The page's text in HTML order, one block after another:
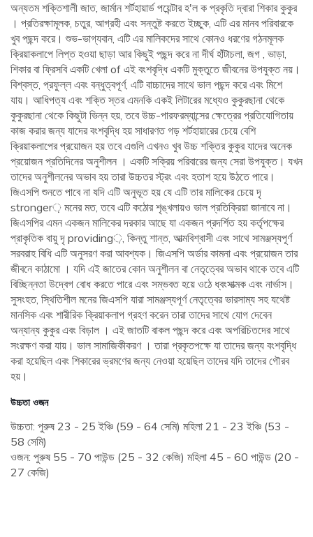
অন্যতম শক্তিশালী জাত, জার্মান শর্টহায়ার্ড পয়েন্টার হ'ল ক প্রকৃতি দ্বারা শিকার কুকুর
। প্রতিরক্ষামূলক, চতুর, আগ্রহী এবং সন্তুষ্ট করতে ইচ্ছুক, এটি এর মানব পরিবারকে
খুব পছন্দ করে। শুভ-ভাগ্যবান, এটি এর মালিকদের সাথে কোনও ধরণের গঠনমূলক
ক্রিয়াকলাপে লিপ্ত হওয়া ছাড়া আর কিছুই পছন্দ করে না দীর্ঘ হাঁটাচলা, জগ , ভাড়া,
শিকার বা ফ্রিসবি একটি খেলা of এই বংশবৃদ্ধি একটি মুক্তুতে জীবনের উপযুক্ত নয়।
বিশ্বস্ত, প্রফুল্ল এবং বন্ধুত্বপূর্ণ, এটি বাচ্চাদের সাথে ভাল পছন্দ করে এবং মিশে
যায়। আধিপত্য এবং শক্তি স্তর এমনকি একই লিটারের মধ্যেও কুকুরছানা থেকে
কুকুরছানা থেকে কিছুটা ভিন্ন হয়, তবে উচ্চ-পারফরম্যান্সের ক্ষেত্রের প্রতিযোগিতায়
কাজ করার জন্য যাদের বংশবৃদ্ধি হয় সাধারণত গড় শর্টহায়ারের চেয়ে বেশি
ক্রিয়াকলাপের প্রয়োজন হয় তবে এগুলি এখনও খুব উচ্চ শক্তির কুকুর যাদের অনেক
প্রয়োজন প্রতিদিনের অনুশীলন । একটি সক্রিয় পরিবারের জন্য সেরা উপযুক্ত। যখন
তাদের অনুশীলনের অভাব হয় তারা উচ্চতর স্ট্রং এবং হতাশ হয়ে উঠতে পারে।
জিএসপি শুনতে পাবে না যদি এটি অনুভূত হয় যে এটি তার মালিকের চেয়ে দৃ
stronger় মনের মত, তবে এটি কঠোর শৃঙ্খলায়ও ভাল প্রতিক্রিয়া জানাবে না।
জিএসপির এমন একজন মালিকের দরকার আছে যা একজন প্রদর্শিত হয় কর্তৃপক্ষের
প্রাকৃতিক বায়ু দৃ providing়, কিন্তু শান্ত, আত্মবিশ্বাসী এবং সাথে সামঞ্জস্যপূর্ণ
সরবরাহ বিধি এটি অনুসরণ করা আবশ্যক। জিএসপি অর্ডার কামনা এবং প্রয়োজন তার
জীবনে কাঠামো । যদি এই জাতের কোন অনুশীলন বা নেতৃত্বের অভাব থাকে তবে এটি
বিচ্ছিন্নতা উদ্বেগ বোধ করতে পারে এবং সম্ভবত হয়ে ওঠে ধ্বংসাত্মক এবং নার্ভাস।
সুসংহত, স্থিতিশীল মনের জিএসপি যারা সামঞ্জস্যপূর্ণ নেতৃত্বের ভারসাম্য সহ যথেষ্ট
মানসিক এবং শারীরিক ক্রিয়াকলাপ গ্রহণ করেন তারা তাদের সাথে যোগ দেবেন
অন্যান্য কুকুর এবং বিড়াল । এই জাতটি বাকল পছন্দ করে এবং অপরিচিতদের সাথে
সংরক্ষণ করা যায়। ভাল সামাজিকীকরণ । তারা প্রকৃতপক্ষে যা তাদের জন্য বংশবৃদ্ধি
করা হয়েছিল এবং শিকারের ভ্রমণের জন্য নেওয়া হয়েছিল তাদের যদি তাদের গৌরব
হয়।
উচ্চতা ওজন
উচ্চতা: পুরুষ 23 - 25 ইঞ্চি (59 - 64 সেমি) মহিলা 21 - 23 ইঞ্চি (53 -
58 সেমি)
ওজন: পুরুষ 55 - 70 পাউন্ড (25 - 32 কেজি) মহিলা 45 - 60 পাউন্ড (20 -
27 কেজি)